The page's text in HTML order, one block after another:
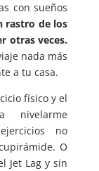
con sueños
rastro de los
otras veces.
nada más
a tu casa.
físico y el
nivelarme
no
O
Jet Lag y sin